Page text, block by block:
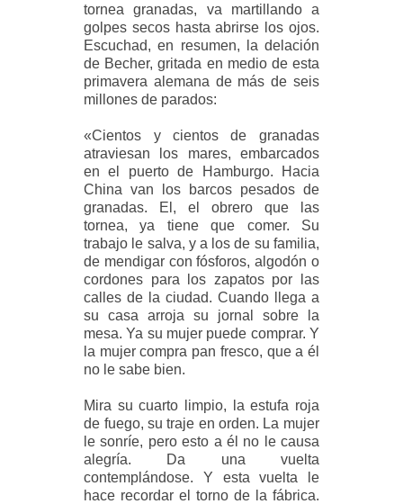
tornea granadas, va martillando a
golpes secos hasta abrirse los ojos.
Escuchad, en resumen, la delación
de Becher, gritada en medio de esta
primavera alemana de más de seis
millones de parados:
«Cientos y cientos de granadas
atraviesan los mares, embarcados
en el puerto de Hamburgo. Hacia
China van los barcos pesados de
granadas. El, el obrero que las
tornea, ya tiene que comer. Su
trabajo le salva, y a los de su familia,
de mendigar con fósforos, algodón o
cordones para los zapatos por las
calles de la ciudad. Cuando llega a
su casa arroja su jornal sobre la
mesa. Ya su mujer puede comprar. Y
la mujer compra pan fresco, que a él
no le sabe bien.
Mira su cuarto limpio, la estufa roja
de fuego, su traje en orden. La mujer
le sonríe, pero esto a él no le causa
alegría. Da una vuelta
contemplándose. Y esta vuelta le
hace recordar el torno de la fábrica.